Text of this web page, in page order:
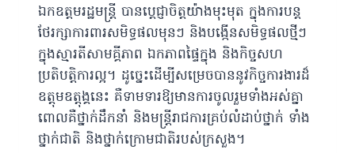
ឯកឧត្តមរដ្ឋមន្ត្រី បានបេ្តជ្ញាចិត្តយ៉ាងមុះមុត ក្នុងការបន្ត
ថែរក្សាការពារសមិទ្ធផលមុនៗ និងបង្កើនសមិទ្ធផលថ្មីៗ
ក្នុងស្មារតីសាមគ្គីភាព ឯកភាពផ្ទៃក្នុង និងកិច្ចសហ
ប្រតិបត្តិការល្អ។ ដូច្នេះដើម្បីសម្រេចបាននូវកិច្ចការងារដ៏
ឧត្តុមឧត្តុង្គនេះ គឺទាមទារឱ្យមានការចូលរួមទាំងអស់គ្នា
ពោលគឺថ្នាក់ដឹកនាំ និងមន្ត្រីរាជការគ្រប់លំដាប់ថ្នាក់ ទាំង
ថ្នាក់ជាតិ និងថ្នាក់ក្រោមជាតិរបស់ក្រសួង។